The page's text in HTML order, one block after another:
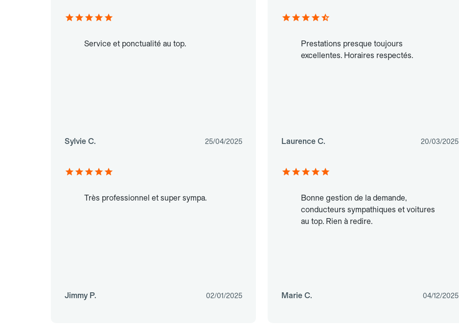
Service et ponctualité au top.
Sylvie C. 25/04/2025
Prestations presque toujours
excellentes. Horaires respectés.
Laurence C. 20/03/2025
Très professionnel et super sympa.
Jimmy P. 02/01/2025
Bonne gestion de la demande,
conducteurs sympathiques et voitures
au top. Rien à redire.
Marie C. 04/12/2025